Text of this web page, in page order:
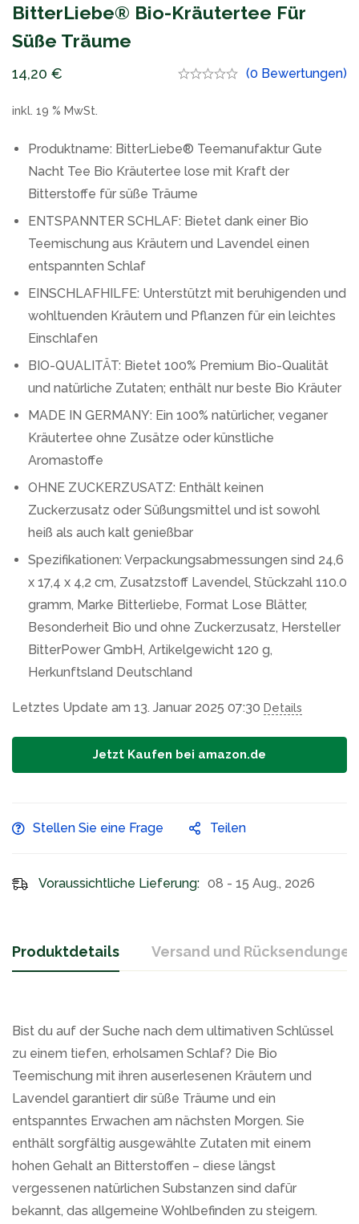
BitterLiebe® Bio-Kräutertee Für
Süße Träume
14,20 € (0 Bewertungen)
inkl. 19 % MwSt.
Produktname: BitterLiebe® Teemanufaktur Gute
Nacht Tee Bio Kräutertee lose mit Kraft der
Bitterstoffe für süße Träume
ENTSPANNTER SCHLAF: Bietet dank einer Bio
Teemischung aus Kräutern und Lavendel einen
entspannten Schlaf
EINSCHLAFHILFE: Unterstützt mit beruhigenden und
wohltuenden Kräutern und Pflanzen für ein leichtes
Einschlafen
BIO-QUALITÄT: Bietet 100% Premium Bio-Qualität
und natürliche Zutaten; enthält nur beste Bio Kräuter
MADE IN GERMANY: Ein 100% natürlicher, veganer
Kräutertee ohne Zusätze oder künstliche
Aromastoffe
OHNE ZUCKERZUSATZ: Enthält keinen
Zuckerzusatz oder Süßungsmittel und ist sowohl
heiß als auch kalt genießbar
Spezifikationen: Verpackungsabmessungen sind 24,6
x 17,4 x 4,2 cm, Zusatzstoff Lavendel, Stückzahl 110.0
gramm, Marke Bitterliebe, Format Lose Blätter,
Besonderheit Bio und ohne Zuckerzusatz, Hersteller
BitterPower GmbH, Artikelgewicht 120 g,
Herkunftsland Deutschland
Letztes Update am 13. Januar 2025 07:30 Details
Jetzt Kaufen bei amazon.de
Stellen Sie eine Frage Teilen
Voraussichtliche Lieferung: 08 - 15 Aug., 2026
Produktdetails Versand und Rücksendungen
Bist du auf der Suche nach dem ultimativen Schlüssel
zu einem tiefen, erholsamen Schlaf? Die Bio
Teemischung mit ihren auserlesenen Kräutern und
Lavendel garantiert dir süße Träume und ein
entspanntes Erwachen am nächsten Morgen. Sie
enthält sorgfältig ausgewählte Zutaten mit einem
hohen Gehalt an Bitterstoffen – diese längst
vergessenen natürlichen Substanzen sind dafür
bekannt, das allgemeine Wohlbefinden zu steigern.